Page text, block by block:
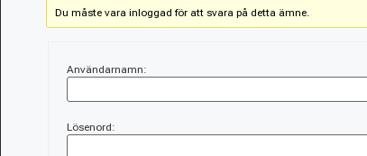
Du måste vara inloggad för att svara på detta ämne.
Användarnamn:
Lösenord: